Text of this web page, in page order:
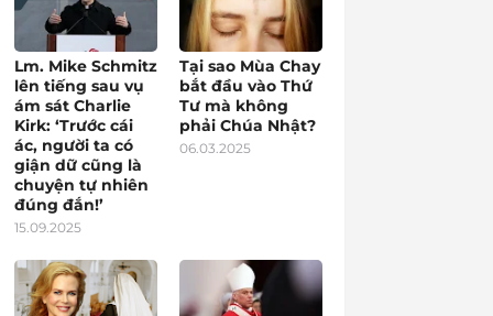
Lm. Mike Schmitz
lên tiếng sau vụ
ám sát Charlie
Kirk: ‘Trước cái
ác, người ta có
giận dữ cũng là
chuyện tự nhiên
đúng đắn!’
15.09.2025
Tại sao Mùa Chay
bắt đầu vào Thứ
Tư mà không
phải Chúa Nhật?
06.03.2025